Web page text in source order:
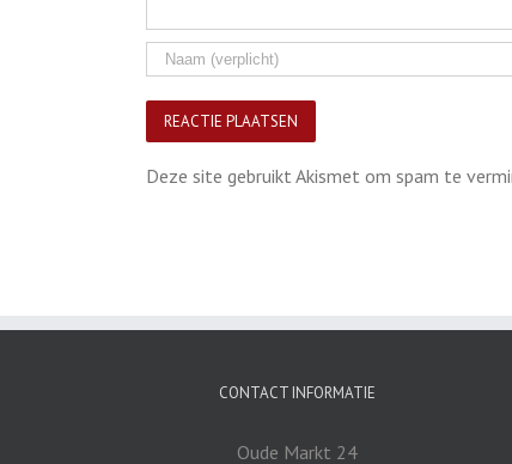
Deze site gebruikt Akismet om spam te
CONTACT INFORMATIE
Oude Markt 24